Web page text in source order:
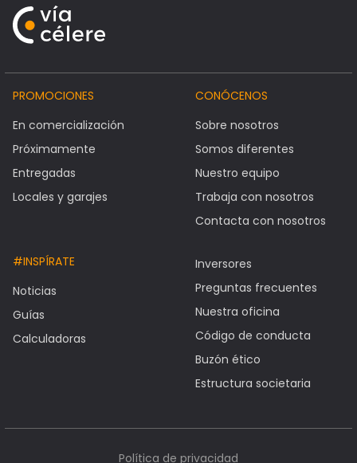
PROMOCIONES
En comercialización
Próximamente
Entregadas
Locales y garajes
CONÓCENOS
Sobre nosotros
Somos diferentes
Nuestro equipo
Trabaja con nosotros
Contacta con nosotros
#INSPÍRATE
Noticias
Guías
Calculadoras
Inversores
Preguntas frecuentes
Nuestra oficina
Código de conducta
Buzón ético
Estructura societaria
Política de privacidad